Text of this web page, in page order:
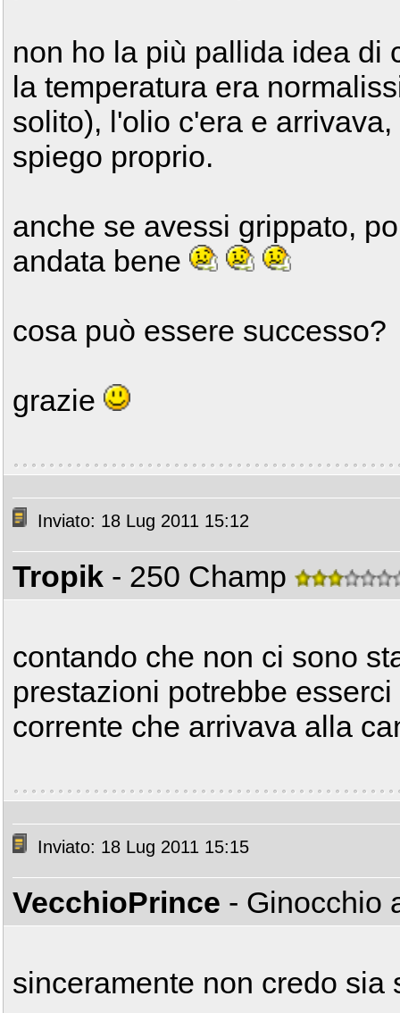
non ho la più pallida idea di
la temperatura era
solito), l'olio c'era e
spiego proprio.
anche se avessi grippato,
andata bene
cosa può essere successo?
grazie
Inviato: 18 Lug 2011 15:12
Tropik - 250 Champ
contando che non ci sono
prestazioni potrebbe
corrente che arrivava alla
Inviato: 18 Lug 2011 15:15
VecchioPrince - Ginocchio
sinceramente non credo sia